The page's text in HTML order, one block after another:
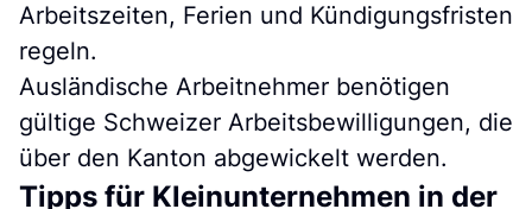
Arbeitszeiten, Ferien und Kündigungsfristen
regeln.
Ausländische Arbeitnehmer benötigen
gültige Schweizer Arbeitsbewilligungen, die
über den Kanton abgewickelt werden.
Tipps für Kleinunternehmen in der